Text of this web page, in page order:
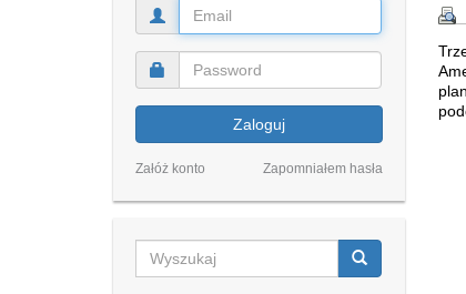
Zaloguj
Załóż konto Zapomniałem hasła